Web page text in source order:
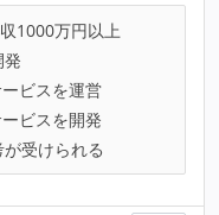
1000万円以上
発
ビスを運営
ビスを開発
受けられる